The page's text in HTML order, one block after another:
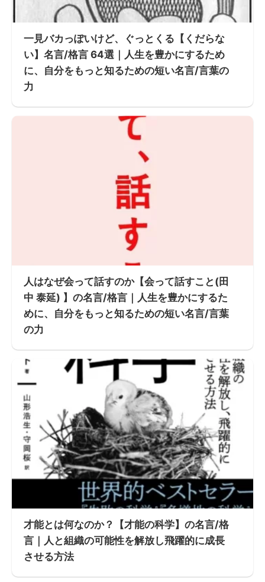
一見バカっぽいけど、ぐっとくる【くだらな
い】名言/格言 64選｜人生を豊かにするため
に、自分をもっと知るための短い名言/言葉の
力
人はなぜ会って話すのか【会って話すこと(田
中 泰延) 】の名言/格言｜人生を豊かにするた
めに、自分をもっと知るための短い名言/言葉
の力
才能とは何なのか？【才能の科学】の名言/格
言｜人と組織の可能性を解放し飛躍的に成長
させる方法